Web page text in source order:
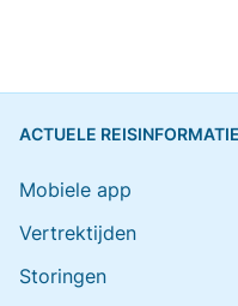
ACTUELE REISINFORMATIE
Mobiele app
Vertrektijden
Storingen